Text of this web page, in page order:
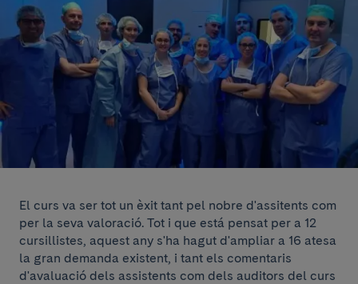
El curs va ser tot un èxit tant pel nobre d'assitents com
per la seva valoració. Tot i que está pensat per a 12
cursillistes, aquest any s'ha hagut d'ampliar a 16 atesa
la gran demanda existent, i tant els comentaris
d'avaluació dels assistents com dels auditors del curs